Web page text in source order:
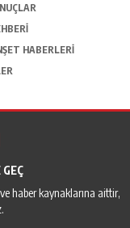
HABERLERİ
haber kaynaklarına aittir,